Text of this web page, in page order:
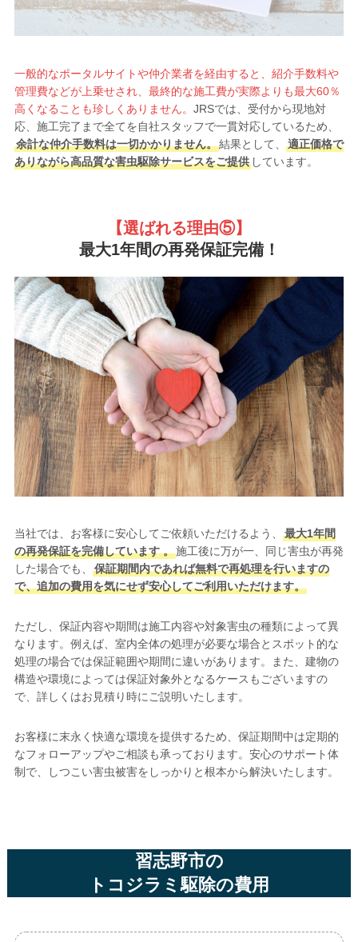
一般的なポータルサイトや仲介業者を経由すると、紹介手数料や
管理費などが上乗せされ、最終的な施工費が実際よりも最大60％
高くなることも珍しくありません。 JRSでは、受付から現地対
応、施工完了まで全てを自社スタッフで一貫対応しているため、
余計な仲介手数料は一切かかりません。結果として、
適正価格で
ありながら高品質な害虫駆除サービスをご提供しています。
【選ばれる理由⑤】
最大1年間の再発保証完備！
当社では、お客様に安心してご依頼いただけるよう、
最大1年間
の再発保証を完備しています 。施工後に万が一、同じ害虫が再発
した場合でも、
保証期間内であれば無料で再処理を行いますの
で、追加の費用を気にせず安心してご利用いただけます。
ただし、保証内容や期間は施工内容や対象害虫の種類によって異
なります。例えば、室内全体の処理が必要な場合とスポット的な
処理の場合では保証範囲や期間に違いがあります。また、建物の
構造や環境によっては保証対象外となるケースもございますの
で、詳しくはお見積り時にご説明いたします。
お客様に末永く快適な環境を提供するため、保証期間中は定期的
なフォローアップやご相談も承っております。安心のサポート体
制で、しつこい害虫被害をしっかりと根本から解決いたします。
習志野市の
トコジラミ駆除の費用